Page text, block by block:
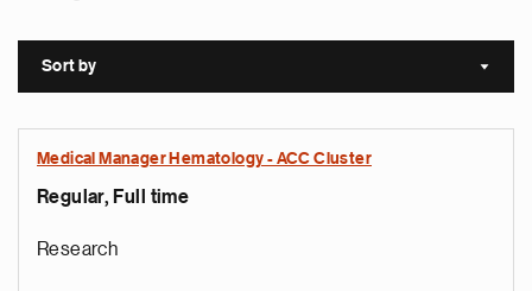
Sort by Sort
Medical Manager Hematology - ACC Cluster
Regular, Full time
Research